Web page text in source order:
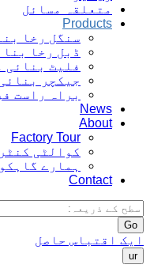
متعلقہ مسائل
Products
سنگل رخا
ڈبل رخا
فلیٹ بنائی
جیکچر
براہ راست
News
About
Factory Tour
کوالٹی
ہمارے
Contact
Go
ایک اقتباس حاصل
ur